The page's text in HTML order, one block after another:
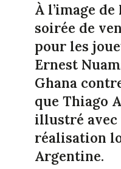
À l’image
soirée de
pour les
Ernest
Ghana
que Thiago
illustré avec
réalisation
Argentine.